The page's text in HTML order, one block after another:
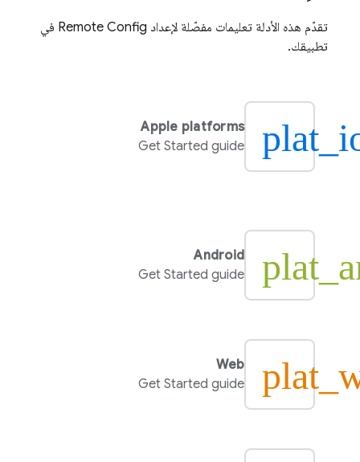
تقدّم هذه الأدلة تعليمات مفصّلة لإعداد Remote Config في
تطبيقك.
Apple platforms
Get Started guide
Android
Get Started guide
Web
Get Started guide